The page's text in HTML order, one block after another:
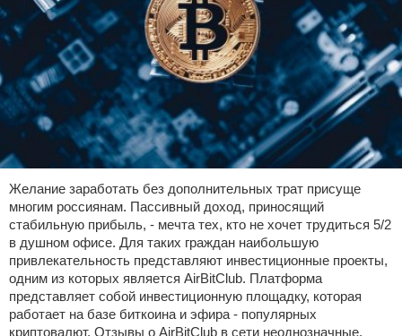
Желание заработать без дополнительных трат присуще
многим россиянам. Пассивный доход, приносящий
стабильную прибыль, - мечта тех, кто не хочет трудиться 5/2
в душном офисе. Для таких граждан наибольшую
привлекательность представляют инвестиционные проекты,
одним из которых является AirBitClub. Платформа
представляет собой инвестиционную площадку, которая
работает на базе биткоина и эфира - популярных
криптовалют. Отзывы о AirBitClub в сети неоднозначные,